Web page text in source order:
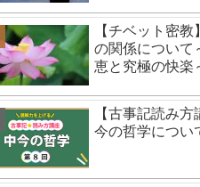
【チベット密
の関係について
恵と究極の快楽
【古事記読み
今の哲学につい